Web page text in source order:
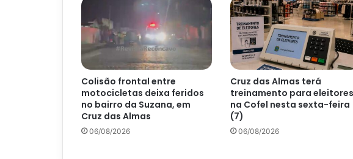
Colisão frontal entre
motocicletas deixa feridos
no bairro da Suzana, em
Cruz das Almas
06/08/2026
Cruz das Almas terá
treinamento para eleitores
na Cofel nesta sexta-feira
(7)
06/08/2026